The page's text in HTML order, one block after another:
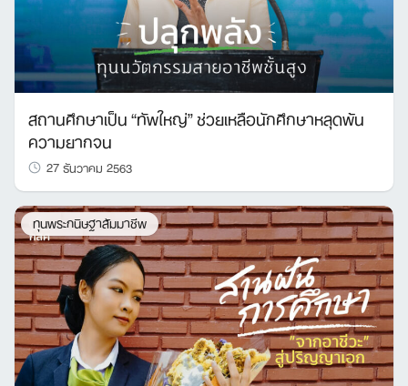
สถานศึกษาเป็น “ทัพใหญ่” ช่วยเหลือนักศึกษาหลุดพ้น
ความยากจน
27 ธันวาคม 2563
ทุนพระกนิษฐาสัมมาชีพ